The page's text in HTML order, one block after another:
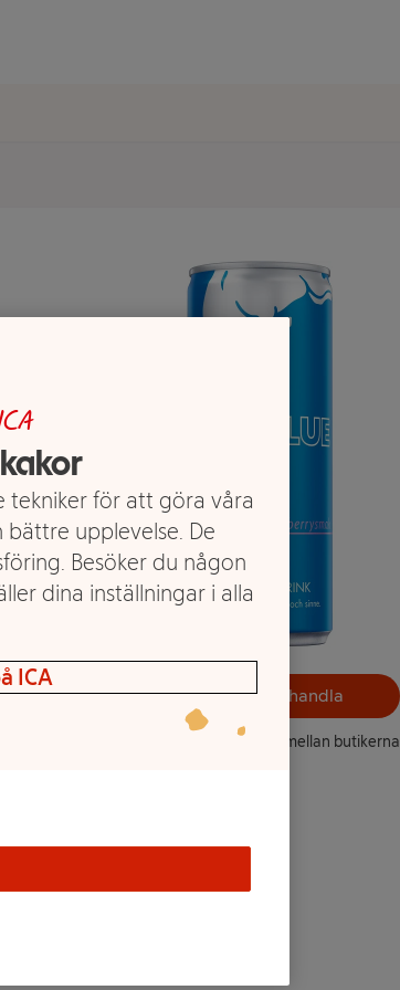
Välj butik och handla
Sortimentet kan variera mellan butikerna
tekniker för att göra våra
upplevelse. De
Besöker du någon
dina inställningar i alla
ICA